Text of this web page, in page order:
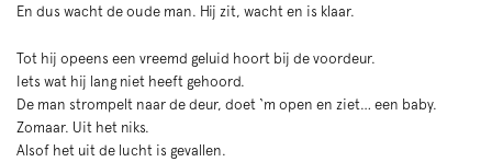
En dus wacht de oude man. Hij zit, wacht en is klaar.
Tot hij opeens een vreemd geluid hoort bij de voordeur.
Iets wat hij lang niet heeft gehoord.
De man strompelt naar de deur, doet ‘m open en ziet… een baby.
Zomaar. Uit het niks.
Alsof het uit de lucht is gevallen.